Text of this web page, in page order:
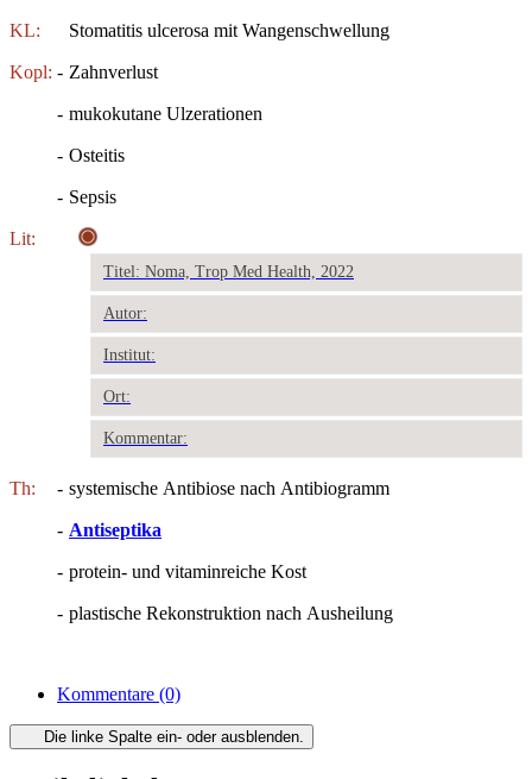
KL: Stomatitis ulcerosa mit Wangenschwellung
Kopl: - Zahnverlust
- mukokutane Ulzerationen
- Osteitis
- Sepsis
Lit:
Titel: Noma, Trop Med Health, 2022
Autor:
Institut:
Ort:
Kommentar:
Th: - systemische Antibiose nach Antibiogramm
- Antiseptika
- protein- und vitaminreiche Kost
- plastische Rekonstruktion nach Ausheilung
Kommentare (0)
Die linke Spalte ein- oder ausblenden.